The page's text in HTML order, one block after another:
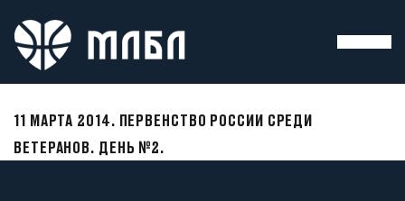
11 МАРТА 2014. ПЕРВЕНСТВО РОССИИ СРЕДИ
ВЕТЕРАНОВ. ДЕНЬ №2.